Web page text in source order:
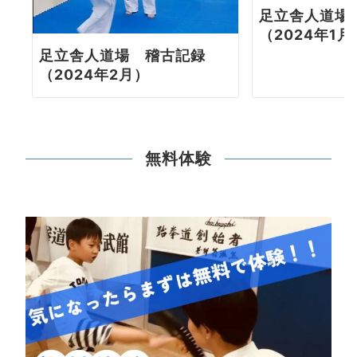
足立舎人道場 稽古記録
（2024年2月）
足立舎人道
（2024年1月
無料体験